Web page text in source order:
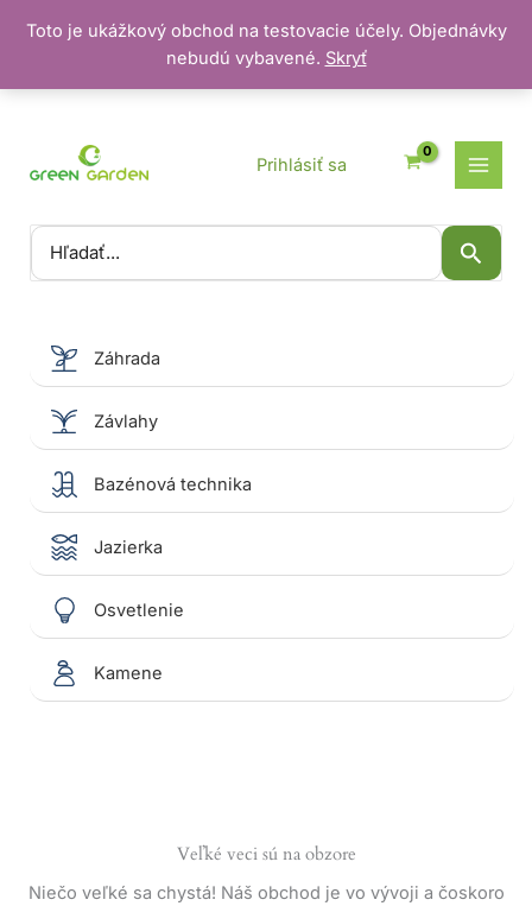
Toto je ukážkový obchod na testovacie účely. Objednávky
nebudú vybavené. Skryť
Vyhľadať:
Prihlásiť sa
Záhrada
Závlahy
Bazénová technika
Jazierka
Osvetlenie
Kamene
Veľké veci sú na obzore
Niečo veľké sa chystá! Náš obchod je vo vývoji a čoskoro